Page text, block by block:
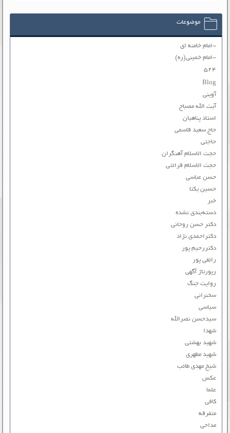
موضوعات
-امام خامنه ای
-امام خمینی(ره)
۵۲۴
Blog
آوینی
آیت الله مصباح
استاد پناهیان
حاج سعید قاسمی
حاجتی
حجت الاسلام آهنگران
حجت الاسلام قرائتی
حسن عباسی
حسین یکتا
خبر
دسته‌بندی نشده
دکتر حسن روحانی
دکتراحمدی نژاد
دکتررحیم پور
رائفی پور
رپورتاژ آگهی
روایت جنگ
سخنرانی
سیاسی
سیدحسن نصرالله
شهدا
شهید بهشتی
شهید مطهری
شیخ مهدی طائب
عکس
علما
کافی
متفرقه
مداحی